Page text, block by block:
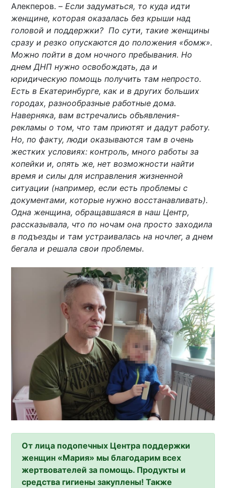
Алекперов. –Если задуматься, то куда идти
женщине, которая оказалась без крыши над
головой и поддержки? По сути, такие женщины
сразу и резко опускаются до положения «бомж».
Можно пойти в дом ночного пребывания. Но
днем ДНП нужно освобождать, да и
юридическую помощь получить там непросто.
Есть в Екатеринбурге, как и в других больших
городах, разнообразные работные дома.
Наверняка, вам встречались объявления-
рекламы о том, что там приютят и дадут работу.
Но, по факту, люди оказываются там в очень
жестких условиях: контроль, много работы за
копейки и, опять же, нет возможности найти
время и силы для исправления жизненной
ситуации (например, если есть проблемы с
документами, которые нужно восстанавливать).
Одна женщина, обращавшаяся в наш Центр,
рассказывала, что по ночам она просто заходила
в подъезды и там устраивалась на ночлег, а днем
бегала и решала свои проблемы.
От лица подопечных Центра поддержки
женщин «Мария» мы благодарим всех
жертвователей за помощь. Продукты и
средства гигиены закуплены! Также